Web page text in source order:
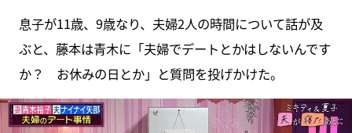
息子が11歳、9歳なり、夫婦2人の時間について話が及
ぶと、藤本は青木に「夫婦でデートとかはしないんです
か？ お休みの日とか」と質問を投げかけた。